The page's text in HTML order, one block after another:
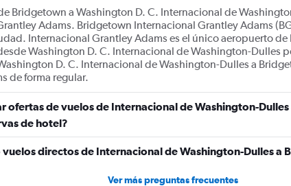
Bridgetown a Washington D. C. Internacional de
Adams. Bridgetown Internacional Grantley Adams
Internacional Grantley Adams es el único aeropuerto
Washington D. C. Internacional de Washington-Dulles
D. C. Internacional de Washington-Dulles a
de forma regular.
ofertas de vuelos de Internacional de Washington-
de hotel?
vuelos directos de Internacional de Washington-Dulles a
Ver más preguntas frecuentes